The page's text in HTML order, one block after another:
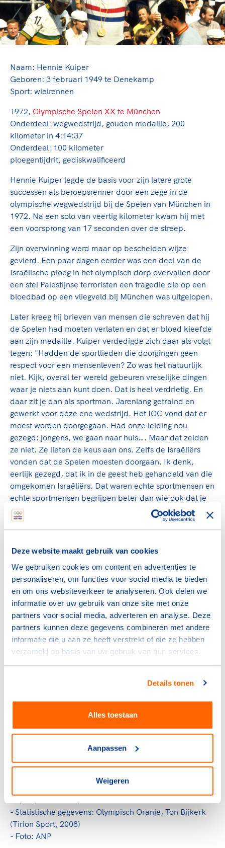
Deze website maakt gebruik van cookies
We gebruiken cookies om content en advertenties te
personaliseren, om functies voor social media te bieden
en om ons websiteverkeer te analyseren. Ook delen we
informatie over uw gebruik van onze site met onze
partners voor social media, adverteren en analyse. Deze
partners kunnen deze gegevens combineren met andere
informatie die u aan ze heeft verstrekt of die ze hebben
verzameld op basis van uw gebruik van hun services.
Details tonen
Alles toestaan
Aanpassen
Weigeren
Sportonderzoek
Sportakkoord II
Game Changer
TeamNL kids
Nieuwspagina
Columns
Sport gaat niet vanzelf
Sport verenigt. Op sportclubs, pleintjes, tijdens
de sportschool te gaan. Door samen te juichen
voor Sifan Hassan, Rico Verhoeven, Diede de
Groot en het Nederlands Elftal. Of met trots te
genieten van de karatewedstrijd van je dochter,
de halve marathon van je moeder of de
hockeywedstrijd van je buurjongen.
Lees verder
Veilige en integere sport
Diversiteit en inclusie
Gezonde sportomgeving
Bekwaam sportkader
Vitale clubs en bestuurlijk kader
Sportmatch
Clubacties
Handboek Wet- en Regelgeving
Opleidingen en trainingen
High5 Stappenplan
Ruimte voor sport
Clubondersteuning
Samen voor een veilige
sportomgeving
langs de lijn, in de kleedkamer, kantine en online?
En wat mag vooral niet? Een gedragscode geeft
hier richting aan en is dus een belangrijk
onderdeel van het clubbeleid rondom gewenst en
ongewenst gedrag.
Lees verder
TeamNL Academie Kalender
Kennisaanbod TeamNL Experts
Olympische Spelen LA28
Europese Spelen Istanbul 2027
Maatschappelijke waarde topsport
Top teamsportcompetities
De TeamNL Academie
De TeamNL Academie biedt een leer- en
ontwikkelprogramma voor de volgende functies
binnen TeamNL programma's: experts, coaches,
bestuurders, (technisch) directeuren, managers en
toekomstig kader.
Lees verder
Naam: Hennie Kuiper
Geboren: 3 februari 1949 te Denekamp
Sport: wielrennen
1972, Olympische Spelen XX te München
Onderdeel: wegwedstrijd, gouden medaille, 200
kilometer in 4:14:37
Onderdeel: 100 kilometer
ploegentijdrit, gediskwalificeerd
Hennie Kuiper legde de basis voor zijn latere grote
successen als beroepsrenner door een zege in de
olympische wegwedstrijd bij de Spelen van München in
1972. Na een solo van veertig kilometer kwam hij met
een voorsprong van 17 seconden over de streep.
Zijn overwinning werd maar op bescheiden wijze
gevierd. Een paar dagen eerder was een deel van de
Israëlische ploeg in het olympisch dorp overvallen door
een stel Palestijnse terroristen een tragedie die op een
bloedbad op een vliegveld bij München was uitgelopen.
Later kreeg hij brieven van mensen die schreven dat hij
de Spelen had moeten verlaten en dat er bloed kleefde
aan zijn medaille. Kuiper verdedigde zich daar als volgt
tegen: "Hadden de sportlieden die doorgingen geen
respect voor een mensenleven? Zo was het natuurlijk
niet. Kijk, overal ter wereld gebeuren vreselijke dingen
waar je niets aan kunt doen. Dat is heel verdrietig. En
daar zit je dan als sportman. Jarenlang getraind en
gewerkt voor déze ene wedstrijd. Het IOC vond dat er
moest worden doorgegaan. Had onze leiding nou
gezegd: jongens, we gaan naar huis…. Maar dat zeiden
ze niet. Ze lieten de keus aan ons. Zelfs de Israëliërs
vonden dat de Spelen moesten doorgaan. Ik denk,
eerlijk gezegd, dat ik in de geest heb gehandeld van die
omgekomen Israëliërs. Dat waren echte sportmensen en
echte sportmensen begrijpen beter dan wie ook dat je
wat je begonnen bent, en waar je zo veel jaar voor hebt
getraind, ook wilt volbrengen."
Kuiper maakte ook deel uit van de ploeg die in München
uitkwam op de ploegentijdrit. Het Nederlandse kwartet,
naast Kuiper bestaande uit Aad van der Hoek, Fedor
den Hertog en Cees Priem eindigde als derde. Van der
Hoek viel na veertig kilometer uit. Desondanks slaagden
de overige drie renners erin een podiumplek te
bemachtigen. Tot hun grote teleurstelling moesten zij
een dag later hun medaille inleveren wegens vermeend
dopinggebruik van Van der Hoek.
Spelen alleen opengesteld voor amateurs. Kuiper is een
werd wereldkampioen in 1975, werd tweede in de Tour
de France (1977 en 1980) en won tal van klassiekers,
zoals de Ronde van Vlaanderen (1981), Ronde van
Lombardije (1981), Parijs-Roubaix (1983) en Milaan-
Sanremo (1985).
- Statistische gegevens: Olympisch Oranje, Ton Bijkerk
(Tirion Sport, 2008)
- Foto: ANP